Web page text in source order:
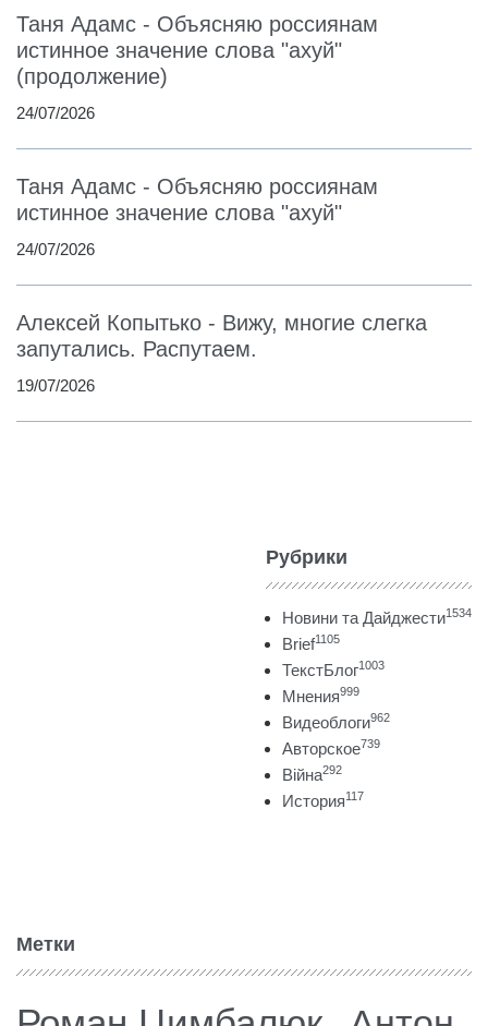
Таня Адамс - Объясняю россиянам
истинное значение слова "ахуй"
(продолжение)
24/07/2026
Таня Адамс - Объясняю россиянам
истинное значение слова "ахуй"
24/07/2026
Алексей Копытько - Вижу, многие слегка
запутались. Распутаем.
19/07/2026
Рубрики
Новини та Дайджести1534
Brief1105
ТекстБлог1003
Мнения999
Видеоблоги962
Авторское739
Війна292
История117
Метки